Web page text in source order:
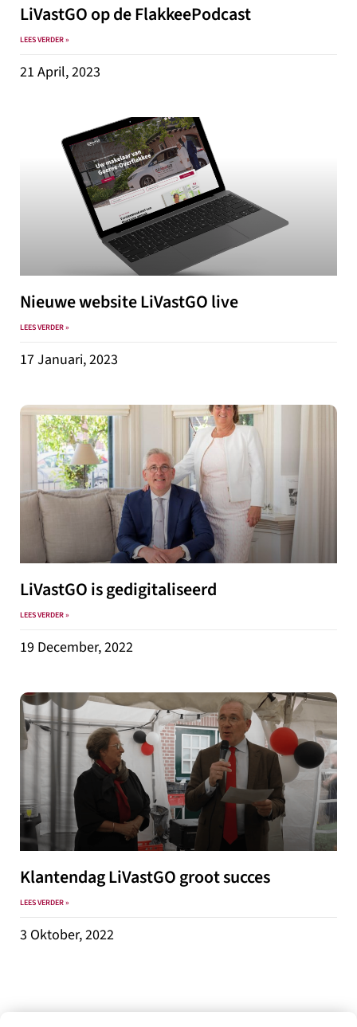
LiVastGO op de FlakkeePodcast
LEES VERDER »
21 April, 2023
Nieuwe website LiVastGO live
LEES VERDER »
17 Januari, 2023
LiVastGO is gedigitaliseerd
LEES VERDER »
19 December, 2022
Klantendag LiVastGO groot succes
LEES VERDER »
3 Oktober, 2022